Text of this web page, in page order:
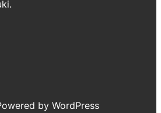
by WordPress